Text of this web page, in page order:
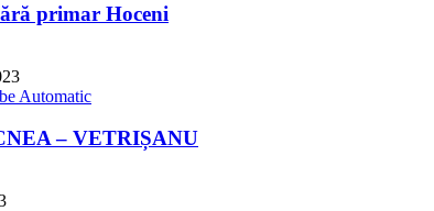
primar Hoceni
– VETRIȘANU